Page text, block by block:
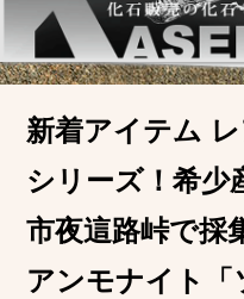
新着アイテム
シリーズ！希少
市夜這路峠で採
アンモナイト「